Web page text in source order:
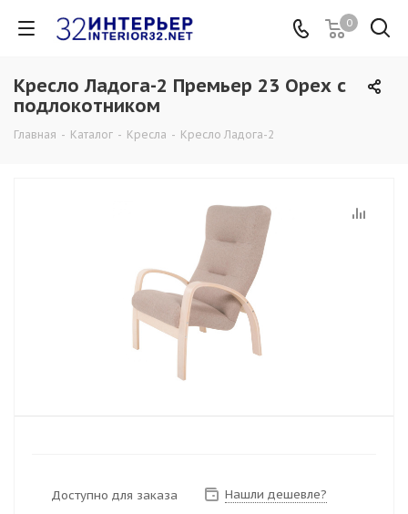
0
Кресло Ладога-2 Премьер 23 Орех с
подлокотником
Главная - Каталог - Кресла - Кресло Ладога-2
Доступно для заказа
Нашли дешевле?